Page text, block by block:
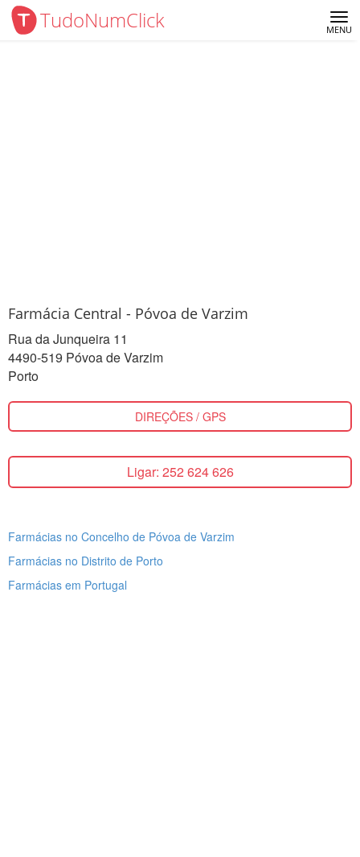
TudoNumClick MENU
Farmácia Central - Póvoa de Varzim
Rua da Junqueira 11
4490-519 Póvoa de Varzim
Porto
DIREÇÕES / GPS
Ligar: 252 624 626
Farmácias no Concelho de Póvoa de Varzim
Farmácias no Distrito de Porto
Farmácias em Portugal